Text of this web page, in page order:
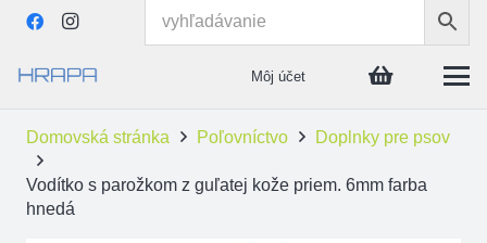
Môj účet
Domovská stránka Poľovníctvo Doplnky pre psov
Vodítko s parožkom z guľatej kože priem. 6mm farba
hnedá